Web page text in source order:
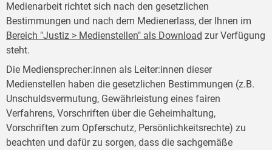
Medienarbeit richtet sich nach den gesetzlichen
Bestimmungen und nach dem Medienerlass, der Ihnen im
Bereich "Justiz > Medienstellen" als Download zur Verfügung
steht.
Die Mediensprecher:innen als Leiter:innen dieser
Medienstellen haben die gesetzlichen Bestimmungen (z.B.
Unschuldsvermutung, Gewährleistung eines fairen
Verfahrens, Vorschriften über die Geheimhaltung,
Vorschriften zum Opferschutz, Persönlichkeitsrechte) zu
beachten und dafür zu sorgen, dass die sachgemäße